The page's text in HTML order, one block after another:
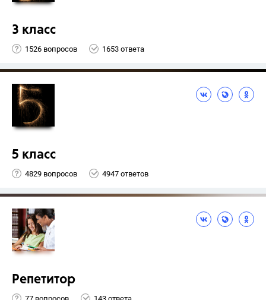
3 класс
1526 вопросов 1653 ответа
5 класс
4829 вопросов 4947 ответов
Репетитор
77 вопросов 143 ответа